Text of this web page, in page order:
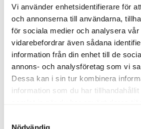
Vi använder enhetsidentifierare för
och annonserna till användarna,
för sociala medier och analysera
vidarebefordrar även sådana
information från din enhet till de
annons- och analysföretag som vi
Dessa kan i sin tur kombinera
information som du har
den inbyggda
Om du ska
med endast
köpa till glykol
tillbehör. Mängden
användas finns i
fyllningsanvisning
dokument nedan.